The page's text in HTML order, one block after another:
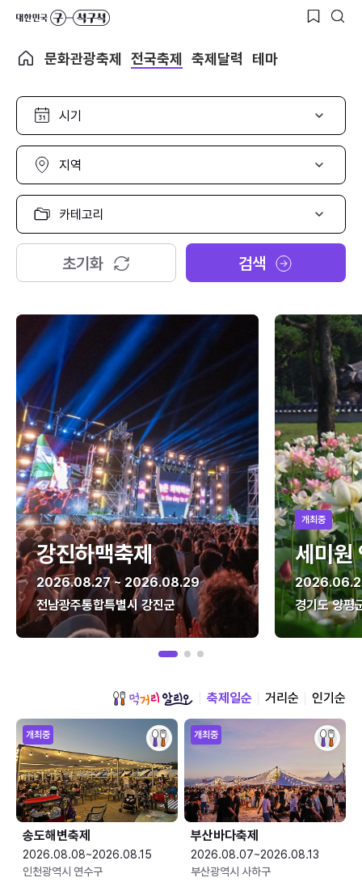
문화관광축제 전국축제 축제달력 테마
시
선
택
지
선
택
카
고
리
택
초기화 검색
강진하맥축제
2026.08.27 ~ 2026.08.29
전남광주통합특별시 강진군
개최중
세미원
경기도 양평
축제일순 거리순 인기순
개최중
송도해변축제
2026.08.08~2026.08.15
인천광역시 연수구
개최중
부산바다축제
2026.08.07~2026.08.13
부산광역시 사하구